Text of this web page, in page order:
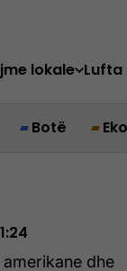
lokale Lufta
Botë
dhe